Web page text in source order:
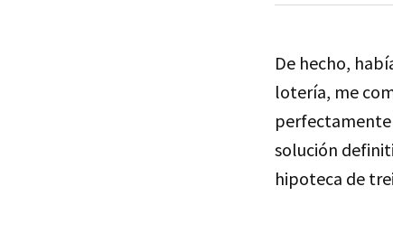
De hecho,
lotería, me
solución
hipoteca de